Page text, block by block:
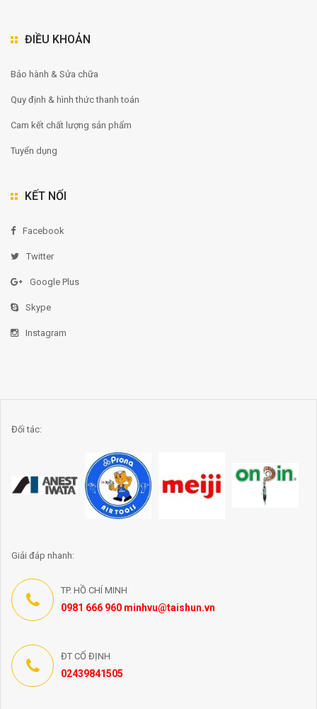
ĐIỀU KHOẢN
Bảo hành & Sửa chữa
Quy định & hình thức thanh toán
Cam kết chất lượng sản phẩm
Tuyển dụng
KẾT NỐI
Facebook
Twitter
Google Plus
Skype
Instagram
Đối tác:
Giải đáp nhanh:
TP. HỒ CHÍ MINH
0981 666 960 minhvu@taishun.vn
ĐT CỐ ĐỊNH
02439841505